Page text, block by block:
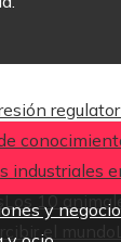
industriales
Los 10
el mundo
y